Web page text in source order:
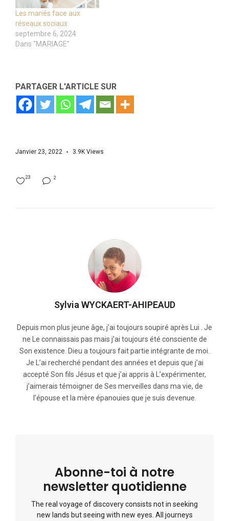
Les mariés face aux
réseaux sociaux
septembre 6, 2024
Dans "MARIAGE"
PARTAGER L'ARTICLE SUR
Janvier 23, 2022 3.9K Views
2
23
Sylvia WYCKAERT-AHIPEAUD
Depuis mon plus jeune âge, j’ai toujours soupiré après Lui . Je
ne Le connaissais pas mais j’ai toujours été consciente de
Son existence. Dieu a toujours fait partie intégrante de moi.
Je L’ai recherché pendant des années et depuis que j’ai
accepté Son fils Jésus et que j’ai appris à L’expérimenter,
j’aimerais témoigner de Ses merveilles dans ma vie, de
l’épouse et la mère épanouies que je suis devenue.
Abonne-toi à notre
newsletter quotidienne
The real voyage of discovery consists not in seeking
new lands but seeing with new eyes. All journeys